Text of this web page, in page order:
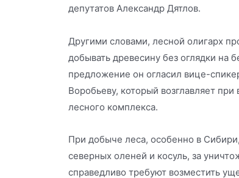
депутатов Александр Дятлов.
Другими словами, лесной олигарх
добывать древесину без оглядки на
предложение он огласил вице-
Воробьеву, который возглавляет
лесного комплекса.
При добыче леса, особенно в
северных оленей и косуль, за
справедливо требуют возместить